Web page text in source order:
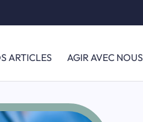
ARTICLES AGIR AVEC NOUS